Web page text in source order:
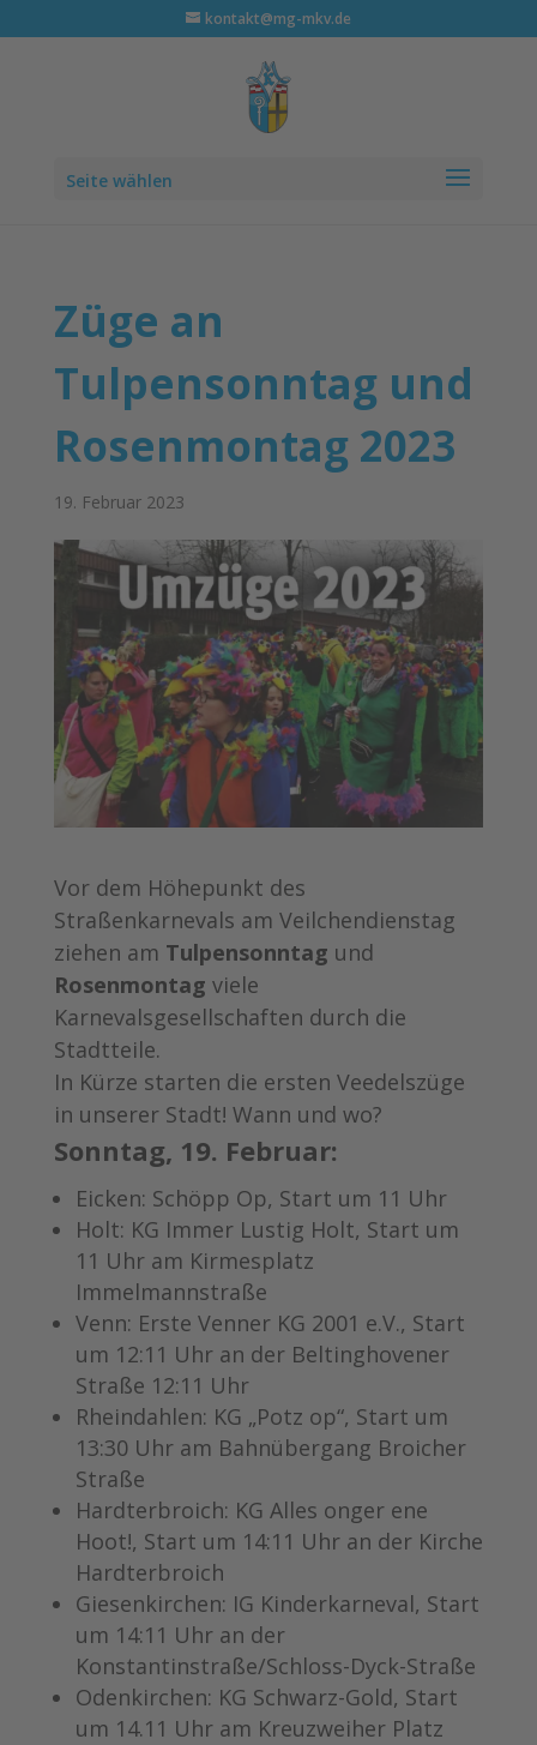
kontakt@mg-mkv.de
Seite wählen
Züge an
Tulpensonntag und
Rosenmontag 2023
19. Februar 2023
Vor dem Höhepunkt des
Straßenkarnevals am Veilchendienstag
ziehen am Tulpensonntag und
Rosenmontag viele
Karnevalsgesellschaften durch die
Stadtteile.
In Kürze starten die ersten Veedelszüge
in unserer Stadt! Wann und wo?
Sonntag, 19. Februar:
Eicken: Schöpp Op, Start um 11 Uhr
Holt: KG Immer Lustig Holt, Start um
11 Uhr am Kirmesplatz
Immelmannstraße
Venn: Erste Venner KG 2001 e.V., Start
um 12:11 Uhr an der Beltinghovener
Straße 12:11 Uhr
Rheindahlen: KG „Potz op“, Start um
13:30 Uhr am Bahnübergang Broicher
Straße
Hardterbroich: KG Alles onger ene
Hoot!, Start um 14:11 Uhr an der Kirche
Hardterbroich
Giesenkirchen: IG Kinderkarneval, Start
um 14:11 Uhr an der
Konstantinstraße/Schloss-Dyck-Straße
Odenkirchen: KG Schwarz-Gold, Start
um 14.11 Uhr am Kreuzweiher Platz